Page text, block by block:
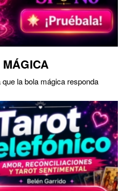
la bola mágica responda